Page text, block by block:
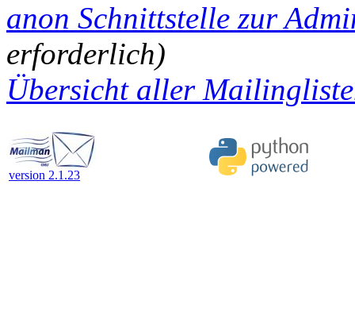
anon Schnittstelle zur
erforderlich)
Übersicht aller
version 2.1.23